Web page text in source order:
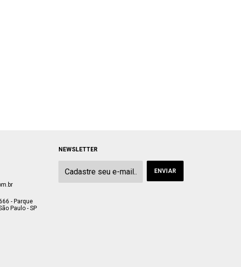
- Parque
Paulo - SP
NEWSLETTER